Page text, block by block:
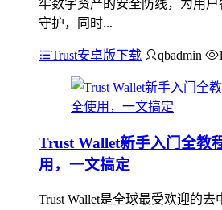
牢数字资产的安全防线，为用
守护，同时...
Trust安卓版下载 qbadmin
Trust Wallet新手入门全教
用，一文搞定
Trust Wallet是全球最受欢迎的